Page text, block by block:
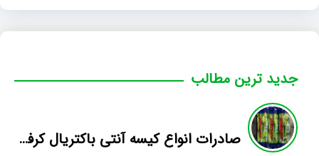
جدید ترین مطالب
صادرات انواع کیسه آنتی باکتریال کرفس